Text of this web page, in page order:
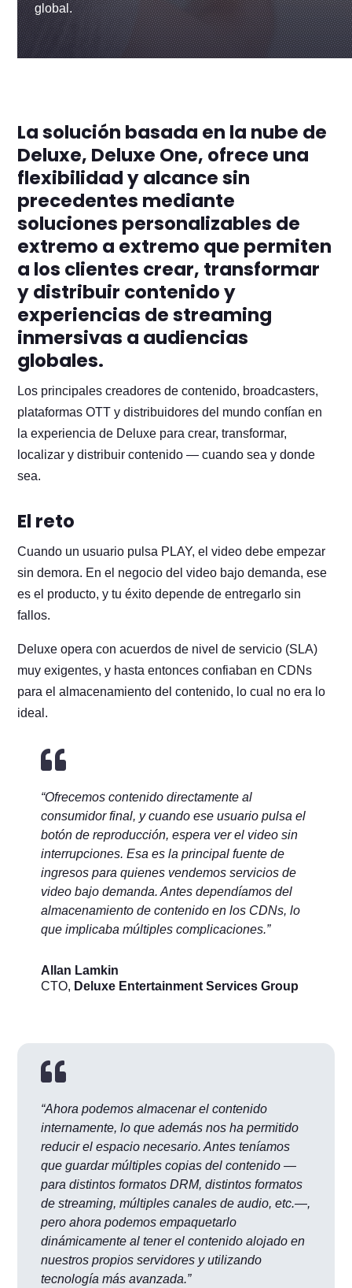
global.
La solución basada en la nube de
Deluxe, Deluxe One, ofrece una
flexibilidad y alcance sin
precedentes mediante
soluciones personalizables de
extremo a extremo que permiten
a los clientes crear, transformar
y distribuir contenido y
experiencias de streaming
inmersivas a audiencias
globales.
Los principales creadores de contenido, broadcasters,
plataformas OTT y distribuidores del mundo confían en
la experiencia de Deluxe para crear, transformar,
localizar y distribuir contenido — cuando sea y donde
sea.
El reto
Cuando un usuario pulsa PLAY, el video debe empezar
sin demora. En el negocio del video bajo demanda, ese
es el producto, y tu éxito depende de entregarlo sin
fallos.
Deluxe opera con acuerdos de nivel de servicio (SLA)
muy exigentes, y hasta entonces confiaban en CDNs
para el almacenamiento del contenido, lo cual no era lo
ideal.

“Ofrecemos contenido directamente al
consumidor final, y cuando ese usuario pulsa el
botón de reproducción, espera ver el video sin
interrupciones. Esa es la principal fuente de
ingresos para quienes vendemos servicios de
video bajo demanda. Antes dependíamos del
almacenamiento de contenido en los CDNs, lo
que implicaba múltiples complicaciones.”
Allan Lamkin
CTO, Deluxe Entertainment Services Group

“Ahora podemos almacenar el contenido
internamente, lo que además nos ha permitido
reducir el espacio necesario. Antes teníamos
que guardar múltiples copias del contenido —
para distintos formatos DRM, distintos formatos
de streaming, múltiples canales de audio, etc.—,
pero ahora podemos empaquetarlo
dinámicamente al tener el contenido alojado en
nuestros propios servidores y utilizando
tecnología más avanzada.”